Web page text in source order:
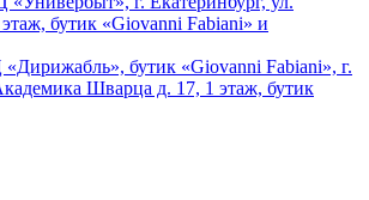
бутик «Giovanni Fabiani» и
бутик «Giovanni Fabiani», г.
Шварца д. 17, 1 этаж, бутик